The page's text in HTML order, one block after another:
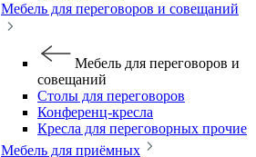
Мебель для переговоров и совещаний
Мебель для переговоров и
совещаний
Столы для переговоров
Конференц-кресла
Кресла для переговорных прочие
Мебель для приёмных